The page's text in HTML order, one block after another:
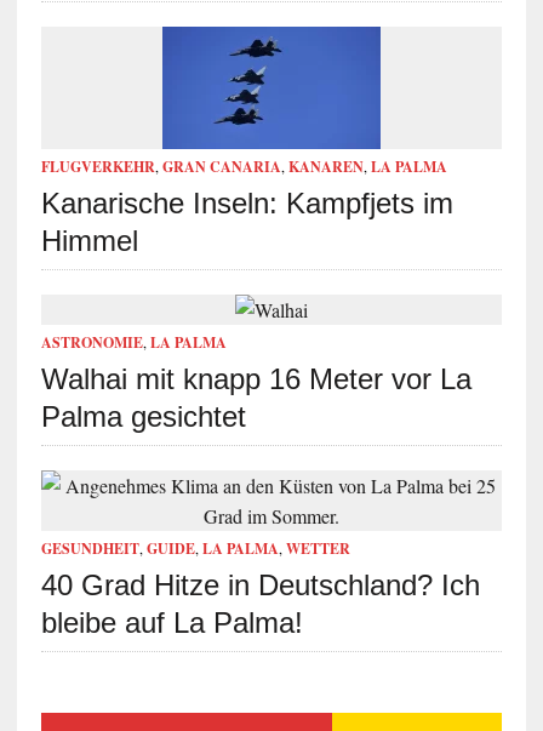
FLUGVERKEHR,GRAN CANARIA,KANAREN,LA PALMA
Kanarische Inseln: Kampfjets im
Himmel
ASTRONOMIE,LA PALMA
Walhai mit knapp 16 Meter vor La
Palma gesichtet
GESUNDHEIT,GUIDE,LA PALMA,WETTER
40 Grad Hitze in Deutschland? Ich
bleibe auf La Palma!